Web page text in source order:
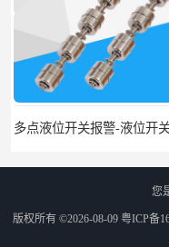
您
版权所有 ©2026-08-09 粤ICP备